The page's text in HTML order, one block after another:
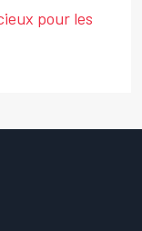
pour les